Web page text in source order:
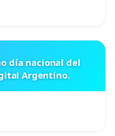
día nacional del
Argentino.